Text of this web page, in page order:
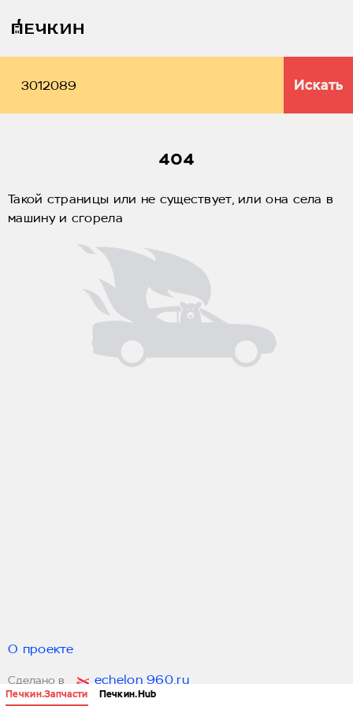
Печкин.Запчасти Печкин.Hub
Искать
404
Такой страницы или не существует, или она села в
машину и сгорела
О проекте
Сделано в echelon 960.ru